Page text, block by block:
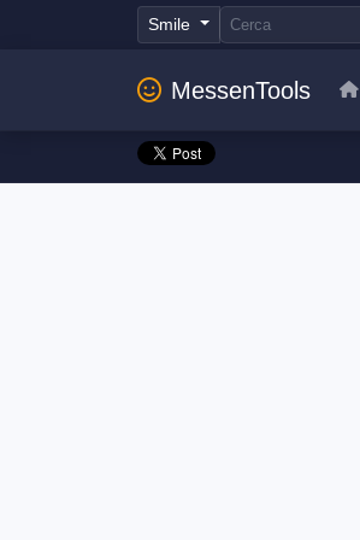
Smile
MessenTools